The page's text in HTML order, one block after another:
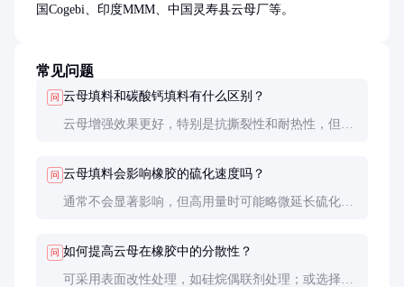
国Cogebi、印度MMM、中国灵寿县云母厂等。
常见问题
问 云母填料和碳酸钙填料有什么区别？
云母增强效果更好，特别是抗撕裂性和耐热性，但价
问 云母填料会影响橡胶的硫化速度吗？
通常不会显著影响，但高用量时可能略微延长硫化时
问 如何提高云母在橡胶中的分散性？
可采用表面改性处理，如硅烷偶联剂处理；或选择粒